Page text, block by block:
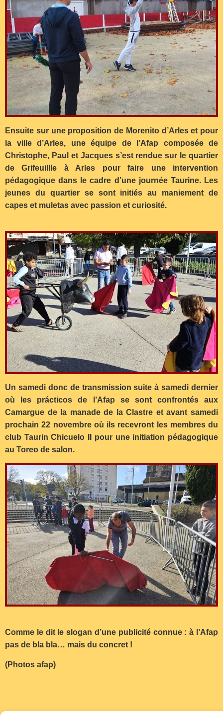
Ensuite sur une proposition de Morenito d’Arles et pour
la ville d’Arles, une équipe de l’Afap composée de
Christophe, Paul et Jacques s’est rendue sur le quartier
de Grifeuillle à Arles pour faire une intervention
pédagogique dans le cadre d’une journée Taurine. Les
jeunes du quartier se sont initiés au maniement de
capes et muletas avec passion et curiosité.
Un samedi donc de transmission suite à samedi dernier
où les prácticos de l’Afap se sont confrontés aux
Camargue de la manade de la Clastre et avant samedi
prochain 22 novembre où ils recevront les membres du
club Taurin Chicuelo II pour une initiation pédagogique
au Toreo de salon.
Comme le dit le slogan d’une publicité connue : à l’Afap
pas de bla bla… mais du concret !
(Photos afap)